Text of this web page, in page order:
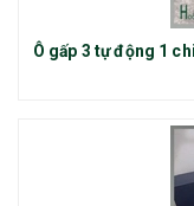
Ô gấp 3 tự động 1